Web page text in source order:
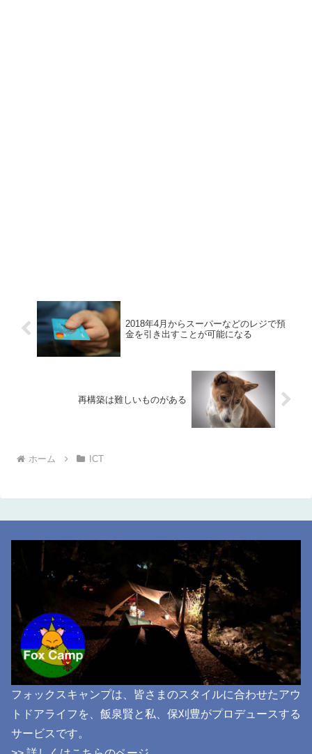
2018年4月からスーパーなどのレジで預
金を引き出すことが可能になる
再構築は難しいものがある
ホーム ICT
フォックスキャンプは、皆さまのスタイルに合わせたアウ
トドアライフを、飯泉賢と私、保刈豊がプロデュースする
サービスです。